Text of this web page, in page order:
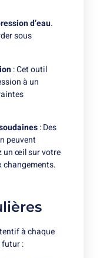
d’eau.
sous
: Cet outil
à un
: Des
peuvent
un œil sur votre
changements.
à chaque
futur :